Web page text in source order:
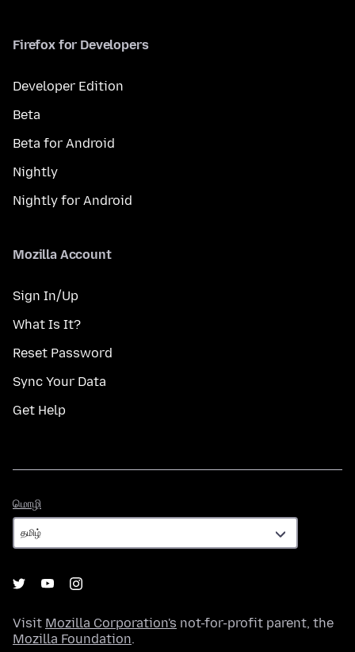
Firefox for Developers
Developer Edition
Beta
Beta for Android
Nightly
Nightly for Android
Mozilla Account
Sign In/Up
What Is It?
Reset Password
Sync Your Data
Get Help
மொழி
Visit Mozilla Corporation's not-for-profit parent, the
Mozilla Foundation.